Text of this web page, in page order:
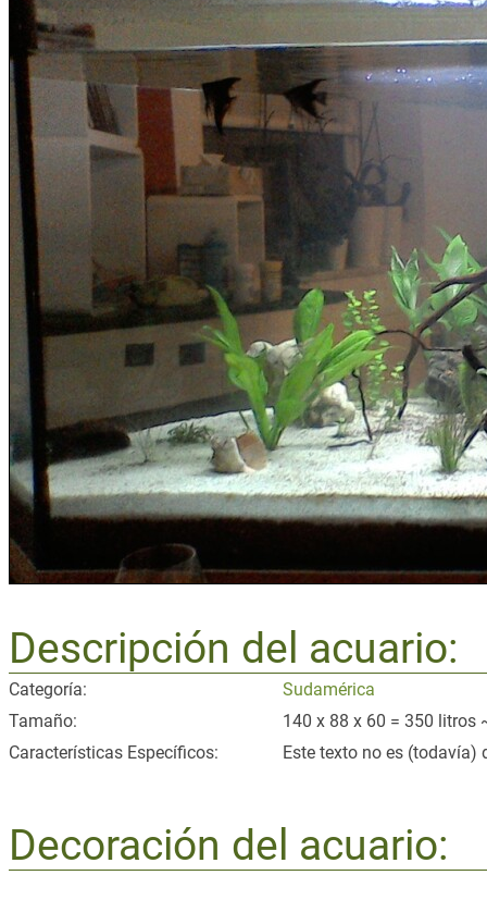
Descripción del acuario:
Categoría:
Sudamérica
Tamaño:
140 x 88 x 60 = 350 litros
Características Específicos:
Este texto no es (todavía)
Decoración del acuario: